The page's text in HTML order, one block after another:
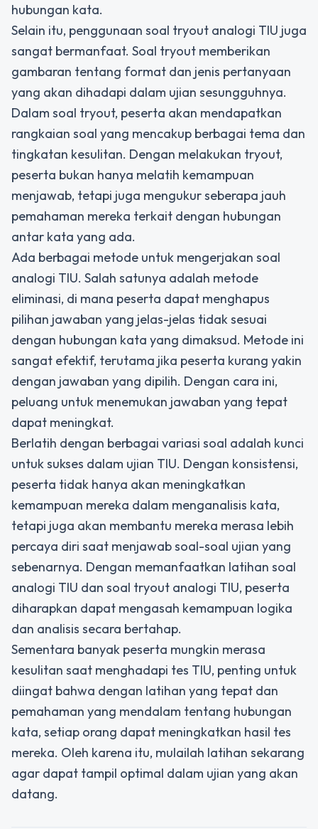
hubungan kata.
Selain itu, penggunaan soal tryout analogi TIU juga
sangat bermanfaat. Soal tryout memberikan
gambaran tentang format dan jenis pertanyaan
yang akan dihadapi dalam ujian sesungguhnya.
Dalam soal tryout, peserta akan mendapatkan
rangkaian soal yang mencakup berbagai tema dan
tingkatan kesulitan. Dengan melakukan tryout,
peserta bukan hanya melatih kemampuan
menjawab, tetapi juga mengukur seberapa jauh
pemahaman mereka terkait dengan hubungan
antar kata yang ada.
Ada berbagai metode untuk mengerjakan soal
analogi TIU. Salah satunya adalah metode
eliminasi, di mana peserta dapat menghapus
pilihan jawaban yang jelas-jelas tidak sesuai
dengan hubungan kata yang dimaksud. Metode ini
sangat efektif, terutama jika peserta kurang yakin
dengan jawaban yang dipilih. Dengan cara ini,
peluang untuk menemukan jawaban yang tepat
dapat meningkat.
Berlatih dengan berbagai variasi soal adalah kunci
untuk sukses dalam ujian TIU. Dengan konsistensi,
peserta tidak hanya akan meningkatkan
kemampuan mereka dalam menganalisis kata,
tetapi juga akan membantu mereka merasa lebih
percaya diri saat menjawab soal-soal ujian yang
sebenarnya. Dengan memanfaatkan latihan soal
analogi TIU dan soal tryout analogi TIU, peserta
diharapkan dapat mengasah kemampuan logika
dan analisis secara bertahap.
Sementara banyak peserta mungkin merasa
kesulitan saat menghadapi tes TIU, penting untuk
diingat bahwa dengan latihan yang tepat dan
pemahaman yang mendalam tentang hubungan
kata, setiap orang dapat meningkatkan hasil tes
mereka. Oleh karena itu, mulailah latihan sekarang
agar dapat tampil optimal dalam ujian yang akan
datang.